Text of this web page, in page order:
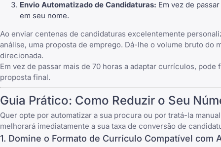
Envio Automatizado de Candidaturas: Em vez de
em seu nome.
Ao enviar centenas de candidaturas excelentemente
análise, uma proposta de emprego. Dá-lhe o volume bruto do
direcionada.
Em vez de passar mais de 70 horas a adaptar currículos,
proposta final.
Guia Prático: Como Reduzir o Seu
Quer opte por automatizar a sua procura ou por tratá-la
melhorará imediatamente a sua taxa de conversão de
1. Domine o Formato de Currículo Compatível com